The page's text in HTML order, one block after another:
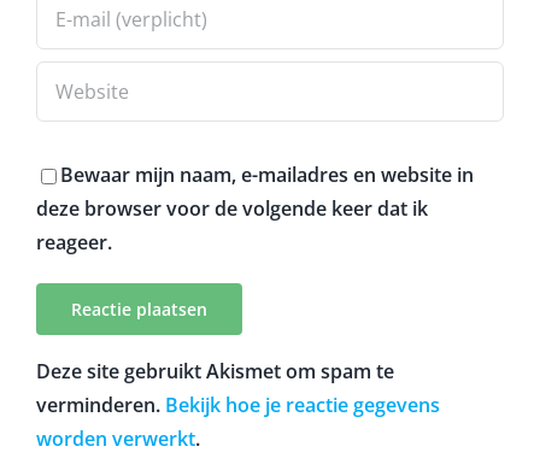
Bewaar mijn naam, e-mailadres en website in
deze browser voor de volgende keer dat ik
reageer.
Deze site gebruikt Akismet om spam te
verminderen. Bekijk hoe je reactie gegevens
worden verwerkt.